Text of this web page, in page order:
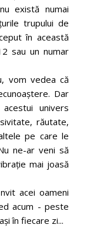
există numai
trupului de
în această
sau un numar
vom vedea că
Dar
univers
răutate,
pe care le
ne-ar veni să
mai joasă
acei oameni
acum - peste
în fiecare zi...